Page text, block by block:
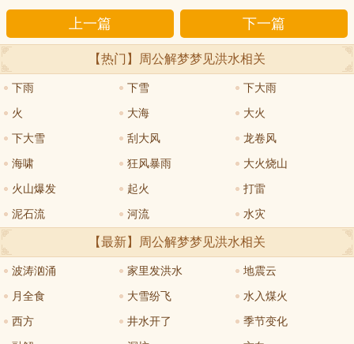
上一篇 下一篇
【热门】周公解梦梦见洪水相关
下雨 下雪 下大雨
火 大海 大火
下大雪 刮大风 龙卷风
海啸 狂风暴雨 大火烧山
火山爆发 起火 打雷
泥石流 河流 水灾
【最新】周公解梦梦见洪水相关
波涛汹涌 家里发洪水 地震云
月全食 大雪纷飞 水入煤火
西方 井水开了 季节变化